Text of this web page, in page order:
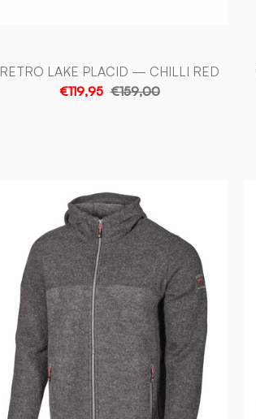
RETRO LAKE PLACID — CHILLI RED
€119,95 €159,00
RON
HOOD,
100%
FILTAD
ULL
—
GRAPHITE
MARL
-
Ivanhoe
of
Sweden